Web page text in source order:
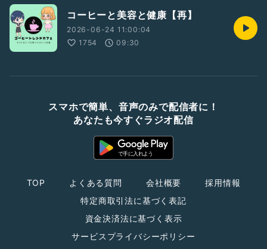
コーヒーと美容と健康【再】
2026-06-24 11:00:04
1754
09:30
スマホで簡単、音声のみで配信者に！
あなたも今すぐラジオ配信
TOP よくある質問 会社概要
採用情報
特定商取引法に基づく表記
資金決済法に基づく表示
サービスプライバシーポリシー